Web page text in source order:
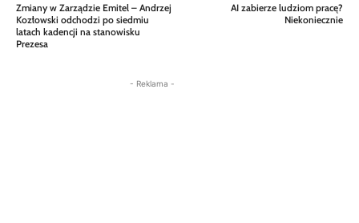
Zmiany w Zarządzie Emitel – Andrzej
Kozłowski odchodzi po siedmiu
latach kadencji na stanowisku
Prezesa
AI zabierze ludziom pracę?
Niekoniecznie
- Reklama -